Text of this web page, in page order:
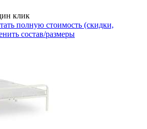
клик
полную стоимость (скидки,
состав/размеры